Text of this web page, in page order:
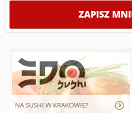
NA SUSHI W KRAKOWIE?